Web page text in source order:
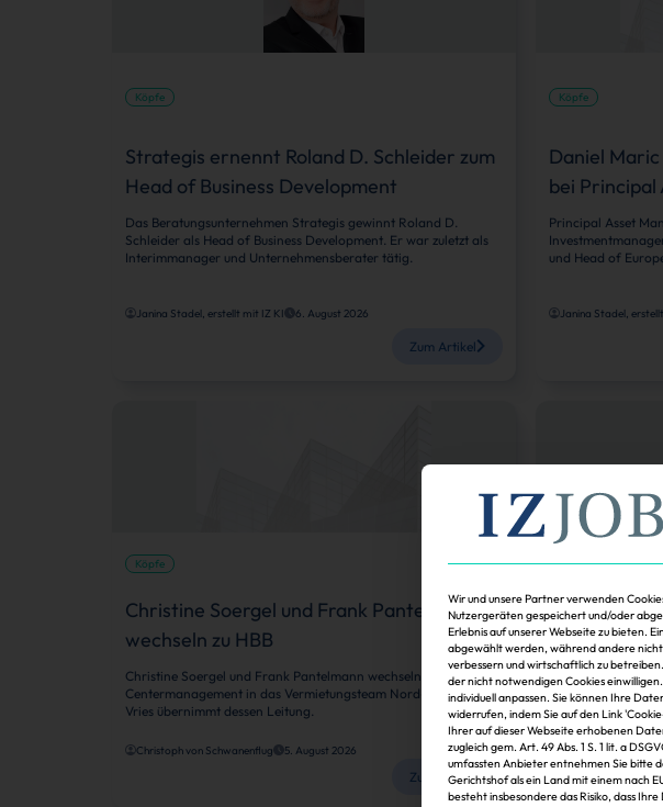
Köpfe
Strategis ernennt Roland D. Schleider zum
Head of Business Development
Das Beratungsunternehmen Strategis gewinnt Roland D.
Schleider als Head of Business Development. Er war zuletzt als
Interimmanager und Unternehmensberater tätig.
Janina Stadel, erstellt mit IZ KI 6. August 2026
Zum Artikel
Köpfe
Daniel
bei Principal
Principal Asset
und Head of
Janina Stadel,
Köpfe
Christine Soergel und Frank Pantelmann
wechseln zu HBB
Christine Soergel und Frank Pantelmann wechseln zu HBB
Centermanagement in das Vermietungsteam Nord-Ost. Jörn de
Vries übernimmt dessen Leitung.
Christoph von Schwanenflug 5. August 2026
Zum Artikel
Florian
Florian Danitz
Maklers Dahler.
Janina Stadel 5.
Wir und unsere Partner verwenden
Nutzergeräten gespeichert und/oder
Erlebnis auf unserer Webseite zu bieten.
abgewählt werden, während andere
verbessern und wirtschaftlich zu
der nicht notwendigen Cookies
individuell anpassen. Sie können Ihre
widerrufen, indem Sie auf den Link
Ihrer auf dieser Webseite erhobenen
zugleich gem. Art. 49 Abs. 1 S. 1 lit. a
umfassten Anbieter entnehmen Sie bitte
Gerichtshof als ein Land mit einem nach
besteht insbesondere das Risiko, dass